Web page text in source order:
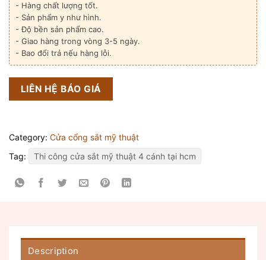
- Hàng chất lượng tốt.
- Sản phẩm y như hình.
- Độ bền sản phẩm cao.
- Giao hàng trong vòng 3-5 ngày.
- Bao đổi trả nếu hàng lỗi.
LIÊN HỆ BÁO GIÁ
Category: Cửa cổng sắt mỹ thuật
Tag:
Thi công cửa sắt mỹ thuật 4 cánh tại hcm
Description